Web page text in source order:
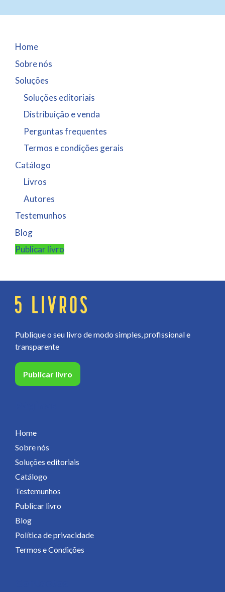
Home
Sobre nós
Soluções
Soluções editoriais
Distribuição e venda
Perguntas frequentes
Termos e condições gerais
Catálogo
Livros
Autores
Testemunhos
Blog
Publicar livro
Publique o seu livro de modo simples, profissional e
transparente
Publicar livro
Home
Sobre nós
Soluções editoriais
Catálogo
Testemunhos
Publicar livro
Blog
Política de privacidade
Termos e Condições